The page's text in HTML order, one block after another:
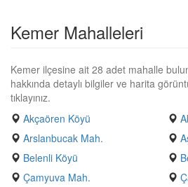
Kemer Mahalleleri
Kemer ilçesine ait 28 adet mahalle
hakkında detaylı bilgiler ve harita
tıklayınız.
Akçaören Köyü
Arslanbucak Mah.
Belenli Köyü
Çamyuva Mah.